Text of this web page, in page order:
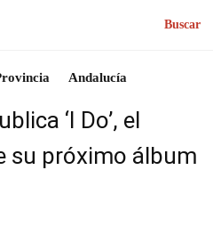
Buscar
Andalucía
‘I Do’, el
su próximo álbum